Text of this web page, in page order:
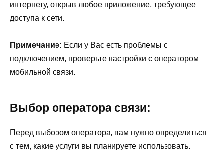
интернету, открыв любое приложение, требующее
доступа к сети.
Примечание: Если у Вас есть проблемы с
подключением, проверьте настройки с оператором
мобильной связи.
Выбор оператора связи:
Перед выбором оператора, вам нужно определиться
с тем, какие услуги вы планируете использовать.